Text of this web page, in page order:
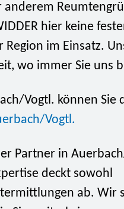
hier keine
im Einsatz.
wo immer Sie uns
Vogtl. können Sie
Vogtl.
Partner in
deckt sowohl
ab. Wir